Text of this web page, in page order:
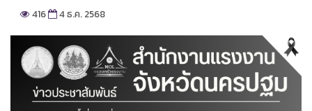
416 4 ธ.ค. 2568